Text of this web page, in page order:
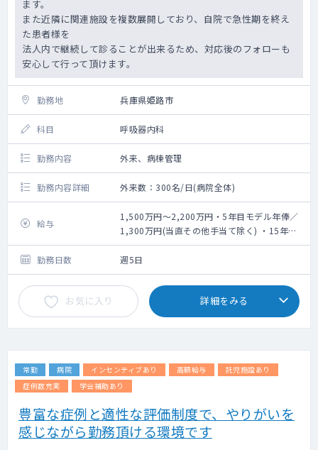
ます。
また近隣に関連施設を複数展開しており、自院で急性期を終え
た患者様を
法人内で継続して診ることが出来るため、対応後のフォローも
安心して行って頂けます。
勤務地 兵庫県姫路市
科目 呼吸器内科
勤務内容 外来、病棟管理
勤務内容詳細 外来数：300名/日(病院全体)
給与
1,500万円～2,200万円・5年目モデル年俸／
1,300万円(当直その他手当て除く) ・15年目
モデル年俸／1,700万円(当直その他手当て除
く)
勤務日数 週5日
お気に入り 詳細をみる
常勤 病院 インセンティブあり 高額給与
託児施設あり
症例数充実
学会補助あり
豊富な症例と適性な評価制度で、やりがいを
感じながら勤務頂ける環境です